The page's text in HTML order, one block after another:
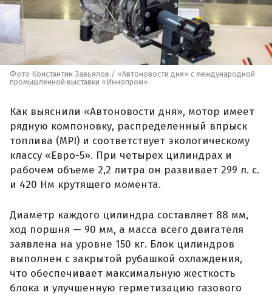
Фото Константин Завьялов / «Автоновости дня» с международной
промышленной выставки «Иннопром»
Как выяснили «Автоновости дня», мотор имеет
рядную компоновку, распределенный впрыск
топлива (MPI) и соответствует экологическому
классу «Евро-5». При четырех цилиндрах и
рабочем объеме 2,2 литра он развивает 299 л. с.
и 420 Нм крутящего момента.
Диаметр каждого цилиндра составляет 88 мм,
ход поршня — 90 мм, а масса всего двигателя
заявлена на уровне 150 кг. Блок цилиндров
выполнен с закрытой рубашкой охлаждения,
что обеспечивает максимальную жесткость
блока и улучшенную герметизацию газового